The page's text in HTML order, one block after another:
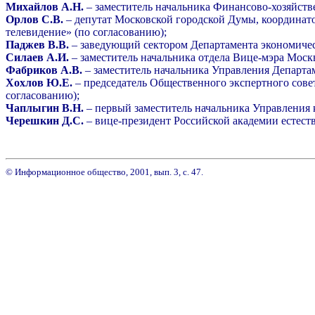
Михайлов А.Н. – заместитель начальника Финансово-
Орлов С.В. – депутат Московской городской Думы,
телевидение» (по согласованию);
Паджев В.В. – заведующий сектором Департамента
Силаев А.И. – заместитель начальника отдела Вице-мэра
Фабриков А.В. – заместитель начальника Управления
Хохлов Ю.Е. – председатель Общественного экспертного
согласованию);
Чаплыгин В.Н. – первый заместитель начальника
Черешкин Д.С. – вице-президент Российской академии
© Информационное общество, 2001, вып. 3, с. 47.